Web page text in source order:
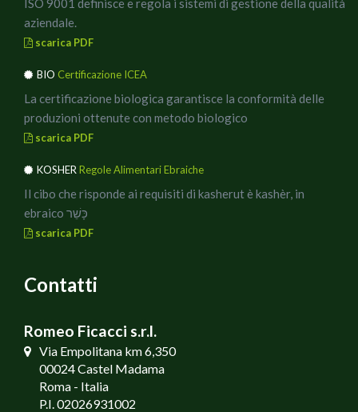
aziendale.
scarica PDF
BIO Certificazione ICEA
La certificazione biologica garantisce la conformità delle
produzioni ottenute con metodo biologico
scarica PDF
KOSHER Regole Alimentari Ebraiche
Il cibo che risponde ai requisiti di kasherut è kashèr, in
ebraico כָּשֵׁר
scarica PDF
Contatti
Romeo Ficacci s.r.l.
Via Empolitana km 6,350
00024 Castel Madama
Roma - Italia
P.I. 02026931002